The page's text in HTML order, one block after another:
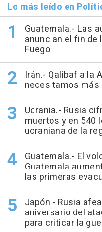
Lo más leído en
Guatemala.- Las
anuncian el fin de
Fuego
Irán.- Qalibaf a la
necesitamos más
Ucrania.- Rusia
muertos y en 540
ucraniana de la
Guatemala.- El
Guatemala
las primeras
Japón.- Rusia
aniversario del
para criticar la